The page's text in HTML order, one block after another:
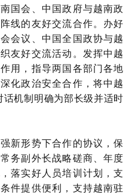
国会、中国政府与越南政
线的友好交流合作。办好
会议、中国全国政协与越
友好交流活动。发挥中越
用，指导两国各部门各地
化政治安全合作，将中越
机制明确为部长级并适时
新形势下合作的协议，保
务副外长战略磋商、年度
落实好人员培训计划，支
件提供便利，支持越南驻